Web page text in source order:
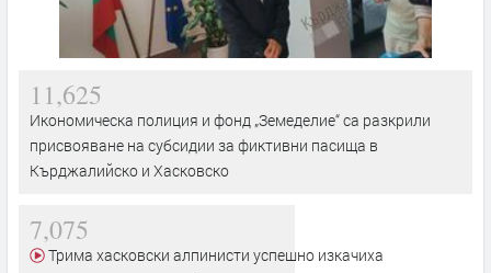
11,625
Икономическа полиция и фонд „Земеделие“ са разкрили
присвояване на субсидии за фиктивни пасища в
Кърджалийско и Хасковско
7,075